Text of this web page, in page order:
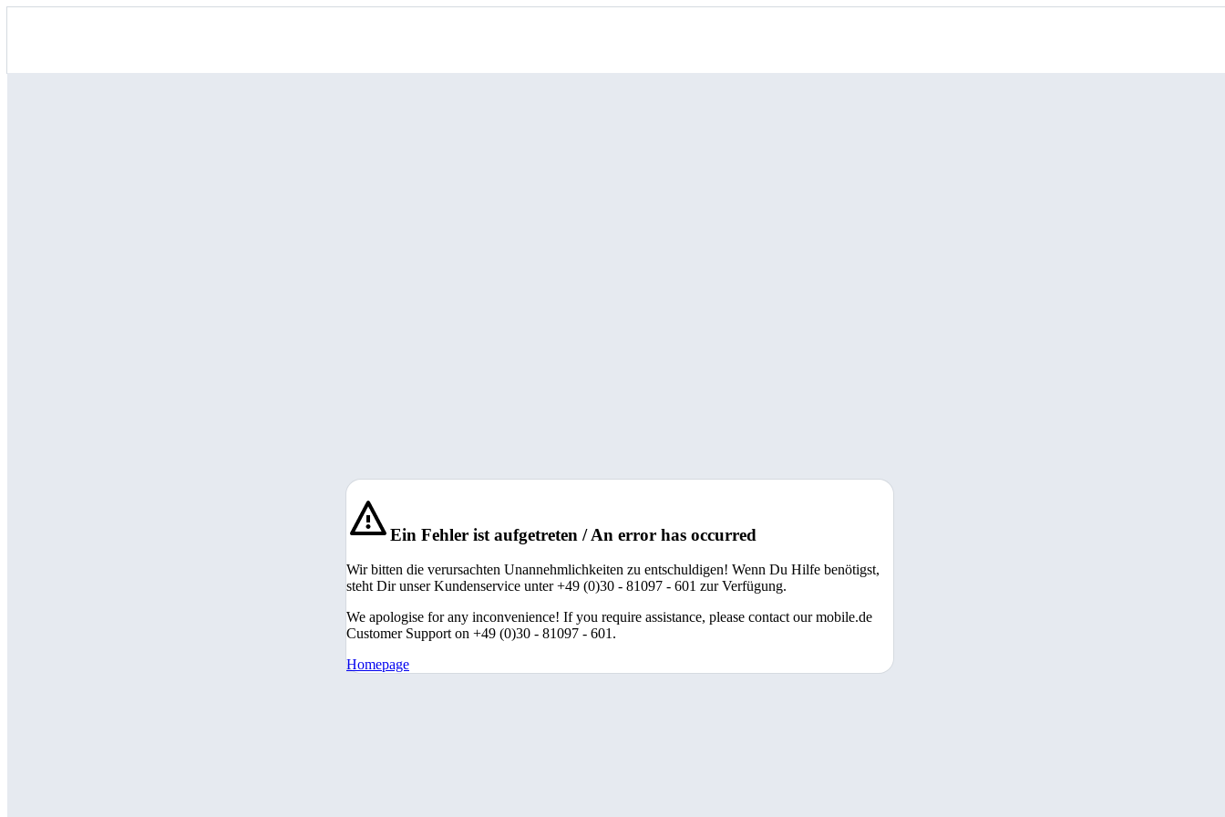
Ein Fehler ist aufgetreten / An error has occurred
Wir bitten die verursachten Unannehmlichkeiten zu entschuldigen! Wenn Du Hilfe benötigst,
steht Dir unser Kundenservice unter +49 (0)30 - 81097 - 601 zur Verfügung.
We apologise for any inconvenience! If you require assistance, please contact our mobile.de
Customer Support on +49 (0)30 - 81097 - 601.
Homepage